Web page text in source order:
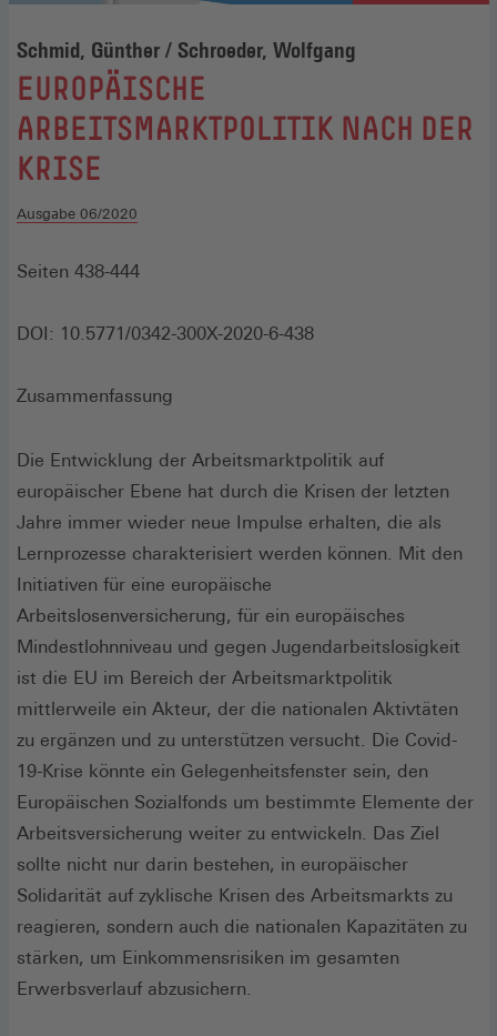
Schmid, Günther / Schroeder, Wolfgang
:
EUROPÄISCHE
ARBEITSMARKTPOLITIK NACH DER
KRISE
Ausgabe 06/2020
Seiten 438-444
DOI: 10.5771/0342-300X-2020-6-438
Zusammenfassung
Die Entwicklung der Arbeitsmarktpolitik auf
europäischer Ebene hat durch die Krisen der letzten
Jahre immer wieder neue Impulse erhalten, die als
Lernprozesse charakterisiert werden können. Mit den
Initiativen für eine europäische
Arbeitslosenversicherung, für ein europäisches
Mindestlohnniveau und gegen Jugendarbeitslosigkeit
ist die EU im Bereich der Arbeitsmarktpolitik
mittlerweile ein Akteur, der die nationalen Aktivtäten
zu ergänzen und zu unterstützen versucht. Die Covid-
19-Krise könnte ein Gelegenheitsfenster sein, den
Europäischen Sozialfonds um bestimmte Elemente der
Arbeitsversicherung weiter zu entwickeln. Das Ziel
sollte nicht nur darin bestehen, in europäischer
Solidarität auf zyklische Krisen des Arbeitsmarkts zu
reagieren, sondern auch die nationalen Kapazitäten zu
stärken, um Einkommensrisiken im gesamten
Erwerbsverlauf abzusichern.